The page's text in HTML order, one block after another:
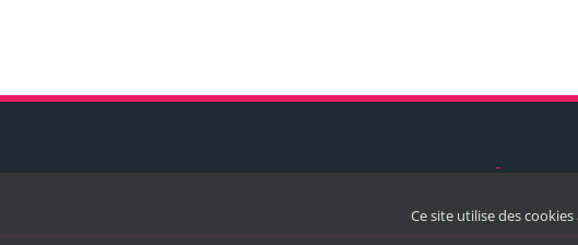
Ce site utilise des